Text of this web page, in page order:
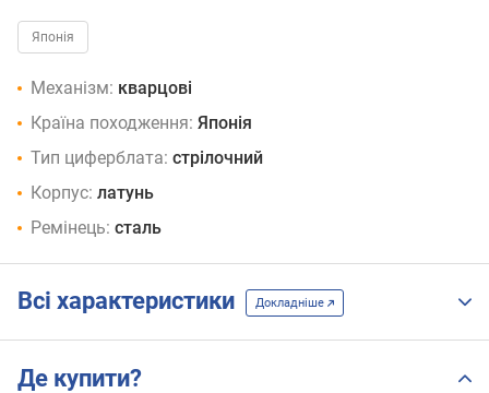
Японія
Механізм: кварцові
Країна походження: Японія
Тип циферблата: стрілочний
Корпус: латунь
Ремінець: сталь
Всі характеристики Докладніше
Де купити?